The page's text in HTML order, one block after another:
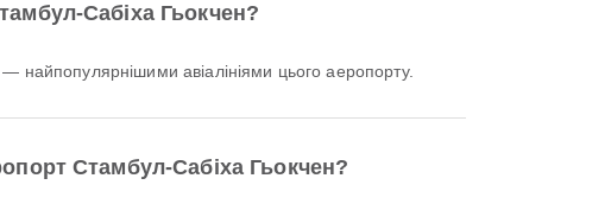
Сабіха Гьокчен?
— найпопулярнішими авіалініями цього аеропорту.
Стамбул-Сабіха Гьокчен?